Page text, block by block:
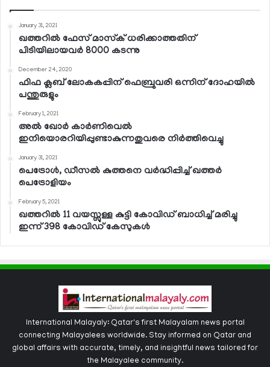
January 31, 2021
ഖത്തറില്‍ ഫേസ് മാസ്‌ക് ധരിക്കാത്തതിന്
പിടിയിലായവര്‍ 8000 കടന്നു
December 24, 2020
ഫിഫ ക്ലബ് ലോകകപ്പിന് ഫെബ്രുവരി ഒന്നിന് ദോഹയില്‍
പന്തുരുളും
February 1, 2021
അല്‍ ഖോര്‍ കാര്‍ണിവെല്‍
ഇനിയൊരറിയിപ്പുണ്ടാകുന്നതുവരെ നിര്‍ത്തിവെച്ചു
January 31, 2021
പെട്രോള്‍, ഡീസല്‍ കുത്തനെ വര്‍ദ്ധിപ്പിച്ച് ഖത്തര്‍
പെട്രോളിയം
February 5, 2021
ഖത്തറില്‍ 11 വയസ്സുള്ള കുട്ടി കോവിഡ് ബാധിച്ച് മരിച്ചു
ഇന്ന് 398 കോവിഡ് കേസുകള്‍
International Malayaly: Qatar's first Malayalam news portal
connecting Malayalees worldwide. Stay informed on Qatar and
global affairs with accurate, timely, and insightful news tailored for
the Malayalee community.